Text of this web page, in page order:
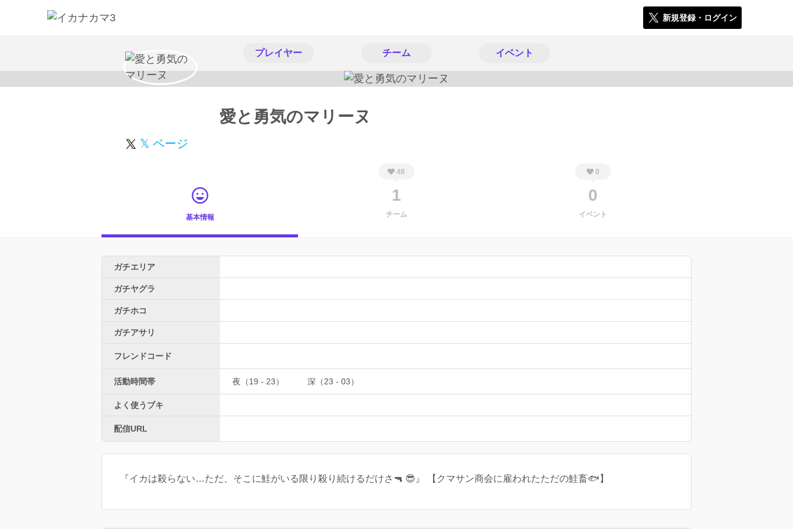
新規登録・ログイン
プレイヤー チーム イベント
愛と勇気のマリーヌ
𝕏 ページ
基本情報
48
1
チーム
0
0
イベント
ガチエリア
ガチヤグラ
ガチホコ
ガチアサリ
フレンドコード
活動時間帯 夜（19 - 23） 深（23 - 03）
よく使うブキ
配信URL
『イカは殺らない…ただ、そこに鮭がいる限り殺り続けるだけさ🔫 😎』 【クマサン商会に雇われたただの鮭畜🐟】